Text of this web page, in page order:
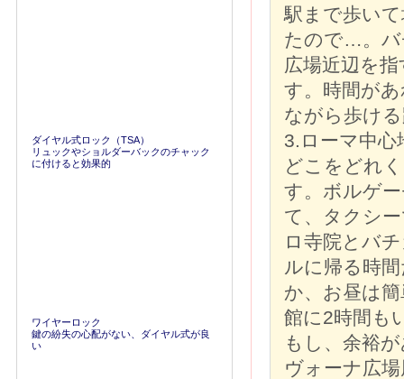
駅まで歩い
たので…。バ
広場近辺を
す。時間が
ながら歩け
3.ローマ中
どこをどれ
す。ボルゲ
て、タクシ
ロ寺院とバ
ルに帰る時
か、お昼は
館に2時間も
もし、余裕
ヴォーナ広
ダイヤル式ロック（TSA）
リュックやショルダーバックのチャック
に付けると効果的
ワイヤーロック
鍵の紛失の心配がない、ダイヤル式が良
い